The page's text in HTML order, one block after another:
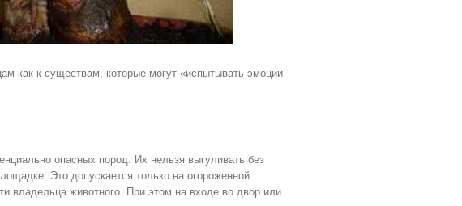
как к существам, которые могут «испытывать эмоции
опасных пород. Их нельзя выгуливать без
Это допускается только на огороженной
владельца животного. При этом на входе во двор или